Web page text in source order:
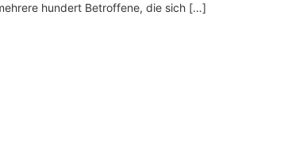
hundert Betroffene, die sich […]